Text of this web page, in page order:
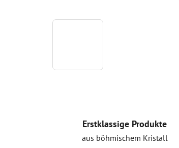
Erstklassige Produkte
aus böhmischem Kristall